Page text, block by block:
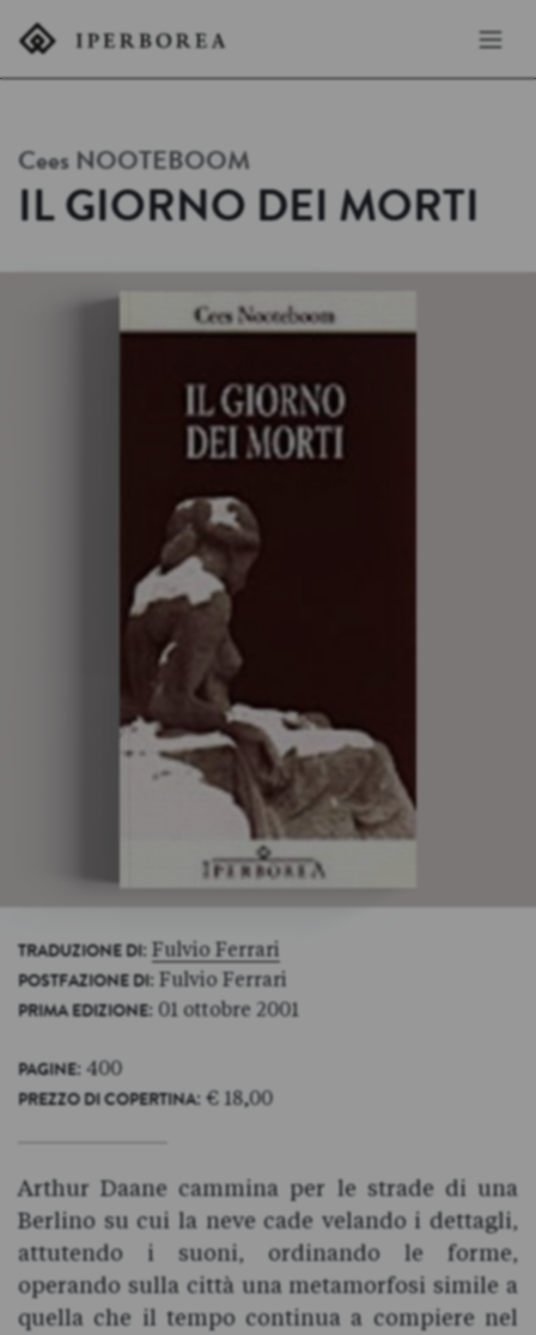
Cees NOOTEBOOM
IL GIORNO DEI MORTI
TRADUZIONE DI: Fulvio Ferrari
POSTFAZIONE DI: Fulvio Ferrari
PRIMA EDIZIONE: 01 ottobre 2001
PAGINE: 400
PREZZO DI COPERTINA: € 18,00
Arthur Daane cammina per le strade di una
Berlino su cui la neve cade velando i dettagli,
attutendo i suoni, ordinando le forme,
operando sulla città una metamorfosi simile a
quella che il tempo continua a compiere nel